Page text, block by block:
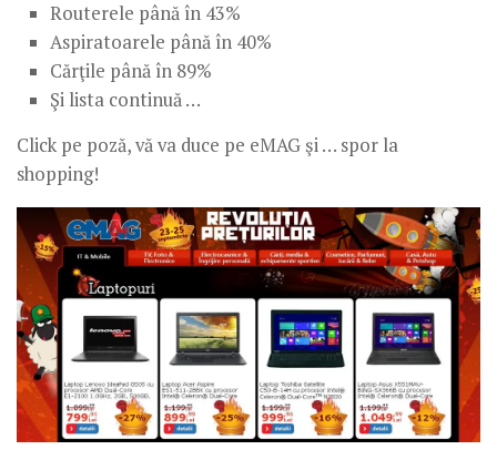
Routerele până în 43%
Aspiratoarele până în 40%
Cărţile până în 89%
Şi lista continuă …
Click pe poză, vă va duce pe eMAG şi … spor la
shopping!